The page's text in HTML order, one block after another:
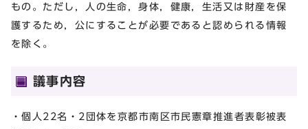
もの。ただし，人の生命，身体，健康，生活又は財産を保
護するため，公にすることが必要であると認められる情報
を除く。
議事内容
・個人22名・2団体を京都市南区市民憲章推進者表彰被表